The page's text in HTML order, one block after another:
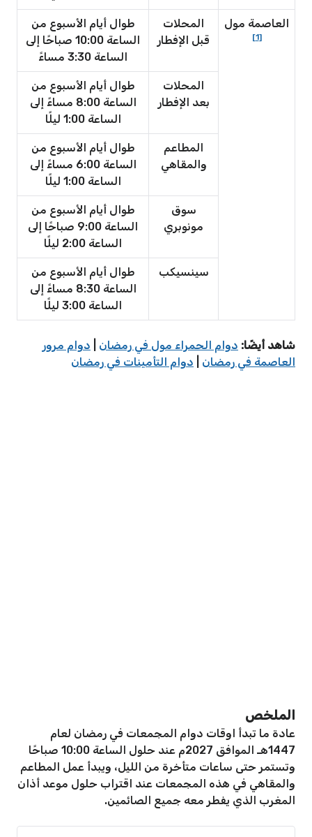
العاصمة مول
[1]
المحلات
قبل الإفطار
طوال أيام الأسبوع من
الساعة 10:00 صباحًا إلى
الساعة 3:30 مساءً
المحلات
بعد الإفطار
طوال أيام الأسبوع من
الساعة 8:00 مساءً إلى
الساعة 1:00 ليلًا
المطاعم
والمقاهي
طوال أيام الأسبوع من
الساعة 6:00 مساءً إلى
الساعة 1:00 ليلًا
سوق
مونوبري
طوال أيام الأسبوع من
الساعة 9:00 صباحًا إلى
الساعة 2:00 ليلًا
سينسيكب
طوال أيام الأسبوع من
الساعة 8:30 مساءً إلى
الساعة 3:00 ليلًا
شاهد أيضًا: دوام الحمراء مول في رمضان
دوام مرور
العاصمة في رمضان
دوام التأمينات في رمضان
الملخص
عادة ما تبدأ اوقات دوام المجمعات في رمضان لعام
1447هـ الموافق 2027م عند حلول الساعة 10:00 صباحًا
وتستمر حتى ساعات متأخرة من الليل، ويبدأ عمل المطاعم
والمقاهي في هذه المجمعات عند اقتراب حلول موعد أذان
المغرب الذي يفطر معه جميع الصائمين.